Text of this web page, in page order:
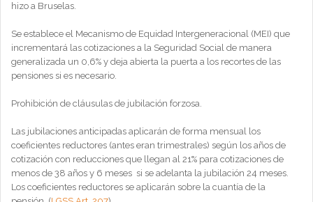
hizo a Bruselas.
Se establece el Mecanismo de Equidad Intergeneracional (MEI) que
incrementará las cotizaciones a la Seguridad Social de manera
generalizada un 0,6% y deja abierta la puerta a los recortes de las
pensiones si es necesario.
Prohibición de cláusulas de jubilación forzosa.
Las jubilaciones anticipadas aplicarán de forma mensual los
coeficientes reductores (antes eran trimestrales) según los años de
cotización con reducciones que llegan al 21% para cotizaciones de
menos de 38 años y 6 meses si se adelanta la jubilación 24 meses.
Los coeficientes reductores se aplicarán sobre la cuantía de la